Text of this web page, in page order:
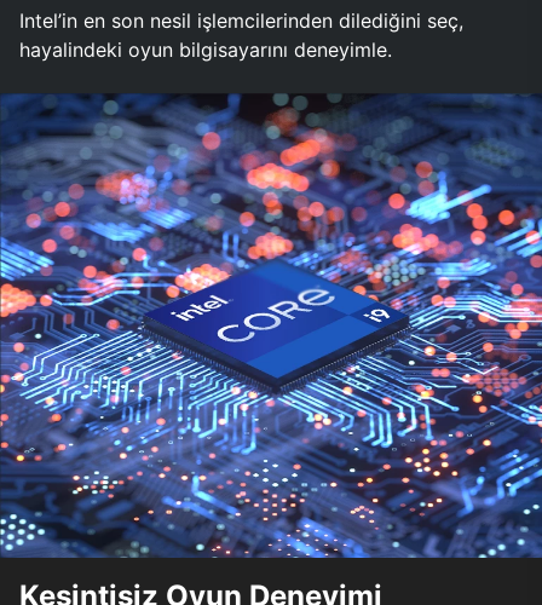
Intel’in en son nesil işlemcilerinden dilediğini seç,
hayalindeki oyun bilgisayarını deneyimle.
Kesintisiz Oyun Deneyimi